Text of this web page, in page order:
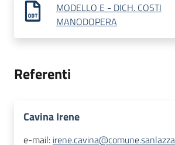
MODELLO E - DICH. COSTI
MANODOPERA
Referenti
Cavina Irene
e-mail: